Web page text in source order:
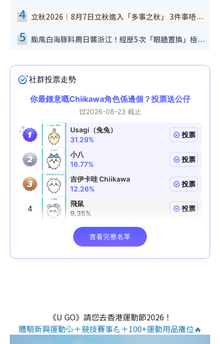
4 立秋2026｜8月7日立秋進入「多事之秋」 3件事唔做得！專家教6招開運 清枱頭／銀包納氣接好運
5 颱風白海豚料周日襲浙江！經歷5次「眼牆置換」極罕見 成登陸內地最長途颱風
《U GO》請您去香港運動節2026！
體驗新興運動💦＋競技賽事💪＋100+運動用品攤位🔥